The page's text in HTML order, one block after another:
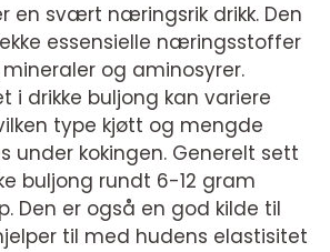
en svært næringsrik drikk. Den
essensielle næringsstoffer
og aminosyrer.
i drikke buljong kan variere
type kjøtt og mengde
under kokingen. Generelt sett
buljong rundt 6-12 gram
Den er også en god kilde til
til med hudens elastisitet